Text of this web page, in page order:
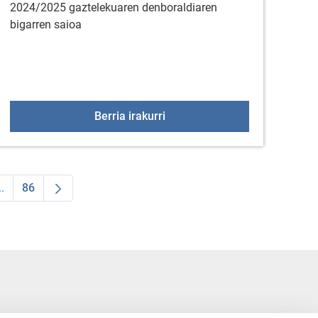
2024/2025 gaztelekuaren denboraldiaren
bigarren saioa
Berria irakurriGaztelekua: Azaroak 23
to navigate.
Intermediate Pages Use TAB to navigate.
Orrialdea
86